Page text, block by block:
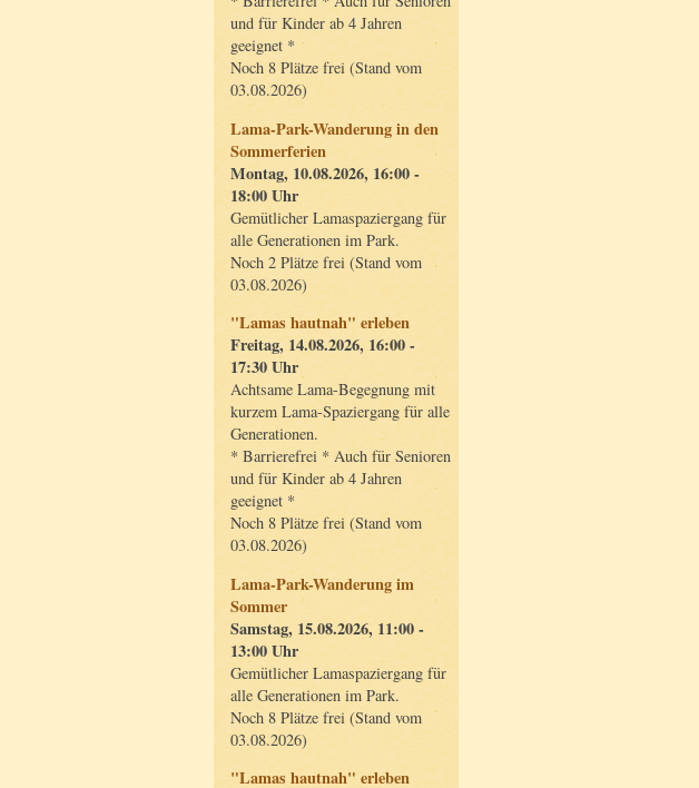
und für Kinder ab 4 Jahren
geeignet *
Noch 8 Plätze frei (Stand vom
03.08.2026)
Lama-Park-Wanderung in den
Sommerferien
Montag, 10.08.2026, 16:00 -
18:00 Uhr
Gemütlicher Lamaspaziergang für
alle Generationen im Park.
Noch 2 Plätze frei (Stand vom
03.08.2026)
"Lamas hautnah" erleben
Freitag, 14.08.2026, 16:00 -
17:30 Uhr
Achtsame Lama-Begegnung mit
kurzem Lama-Spaziergang für alle
Generationen.
* Barrierefrei * Auch für Senioren
und für Kinder ab 4 Jahren
geeignet *
Noch 8 Plätze frei (Stand vom
03.08.2026)
Lama-Park-Wanderung im
Sommer
Samstag, 15.08.2026, 11:00 -
13:00 Uhr
Gemütlicher Lamaspaziergang für
alle Generationen im Park.
Noch 8 Plätze frei (Stand vom
03.08.2026)
"Lamas hautnah" erleben